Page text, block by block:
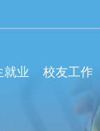
就业 校友工作